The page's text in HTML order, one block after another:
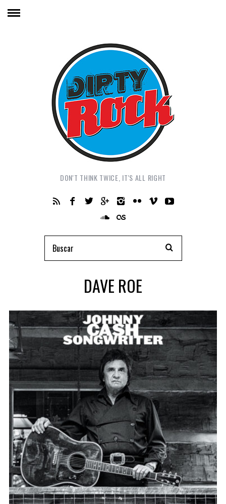
DON'T THINK TWICE, IT'S ALL RIGHT
DAVE ROE